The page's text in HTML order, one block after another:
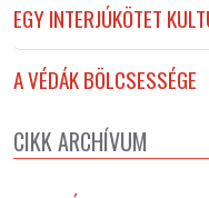
EGY INTERJÚKÖTET
A VÉDÁK BÖLCSESSÉGE
CIKK ARCHÍVUM